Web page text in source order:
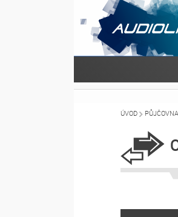
ÚVOD PŮJČOVNA